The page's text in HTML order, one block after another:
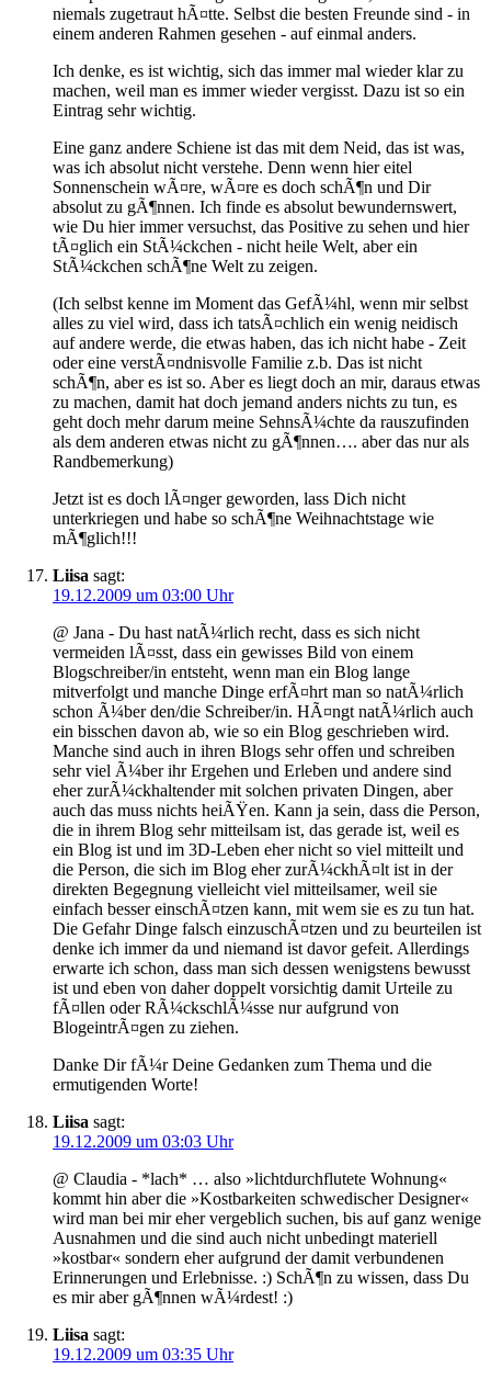
niemals zugetraut hÃ¤tte. Selbst die besten Freunde sind - in
einem anderen Rahmen gesehen - auf einmal anders.
Ich denke, es ist wichtig, sich das immer mal wieder klar zu
machen, weil man es immer wieder vergisst. Dazu ist so ein
Eintrag sehr wichtig.
Eine ganz andere Schiene ist das mit dem Neid, das ist was,
was ich absolut nicht verstehe. Denn wenn hier eitel
Sonnenschein wÃ¤re, wÃ¤re es doch schÃ¶n und Dir
absolut zu gÃ¶nnen. Ich finde es absolut bewundernswert,
wie Du hier immer versuchst, das Positive zu sehen und hier
tÃ¤glich ein StÃ¼ckchen - nicht heile Welt, aber ein
StÃ¼ckchen schÃ¶ne Welt zu zeigen.
(Ich selbst kenne im Moment das GefÃ¼hl, wenn mir selbst
alles zu viel wird, dass ich tatsÃ¤chlich ein wenig neidisch
auf andere werde, die etwas haben, das ich nicht habe - Zeit
oder eine verstÃ¤ndnisvolle Familie z.b. Das ist nicht
schÃ¶n, aber es ist so. Aber es liegt doch an mir, daraus etwas
zu machen, damit hat doch jemand anders nichts zu tun, es
geht doch mehr darum meine SehnsÃ¼chte da rauszufinden
als dem anderen etwas nicht zu gÃ¶nnen…. aber das nur als
Randbemerkung)
Jetzt ist es doch lÃ¤nger geworden, lass Dich nicht
unterkriegen und habe so schÃ¶ne Weihnachtstage wie
mÃ¶glich!!!
Liisa sagt:
19.12.2009 um 03:00 Uhr
@ Jana - Du hast natÃ¼rlich recht, dass es sich nicht
vermeiden lÃ¤sst, dass ein gewisses Bild von einem
Blogschreiber/in entsteht, wenn man ein Blog lange
mitverfolgt und manche Dinge erfÃ¤hrt man so natÃ¼rlich
schon Ã¼ber den/die Schreiber/in. HÃ¤ngt natÃ¼rlich auch
ein bisschen davon ab, wie so ein Blog geschrieben wird.
Manche sind auch in ihren Blogs sehr offen und schreiben
sehr viel Ã¼ber ihr Ergehen und Erleben und andere sind
eher zurÃ¼ckhaltender mit solchen privaten Dingen, aber
auch das muss nichts heiÃŸen. Kann ja sein, dass die Person,
die in ihrem Blog sehr mitteilsam ist, das gerade ist, weil es
ein Blog ist und im 3D-Leben eher nicht so viel mitteilt und
die Person, die sich im Blog eher zurÃ¼ckhÃ¤lt ist in der
direkten Begegnung vielleicht viel mitteilsamer, weil sie
einfach besser einschÃ¤tzen kann, mit wem sie es zu tun hat.
Die Gefahr Dinge falsch einzuschÃ¤tzen und zu beurteilen ist
denke ich immer da und niemand ist davor gefeit. Allerdings
erwarte ich schon, dass man sich dessen wenigstens bewusst
ist und eben von daher doppelt vorsichtig damit Urteile zu
fÃ¤llen oder RÃ¼ckschlÃ¼sse nur aufgrund von
BlogeintrÃ¤gen zu ziehen.
Danke Dir fÃ¼r Deine Gedanken zum Thema und die
ermutigenden Worte!
Liisa sagt:
19.12.2009 um 03:03 Uhr
@ Claudia - *lach* … also »lichtdurchflutete Wohnung«
kommt hin aber die »Kostbarkeiten schwedischer Designer«
wird man bei mir eher vergeblich suchen, bis auf ganz wenige
Ausnahmen und die sind auch nicht unbedingt materiell
»kostbar« sondern eher aufgrund der damit verbundenen
Erinnerungen und Erlebnisse. :) SchÃ¶n zu wissen, dass Du
es mir aber gÃ¶nnen wÃ¼rdest! :)
Liisa sagt:
19.12.2009 um 03:35 Uhr